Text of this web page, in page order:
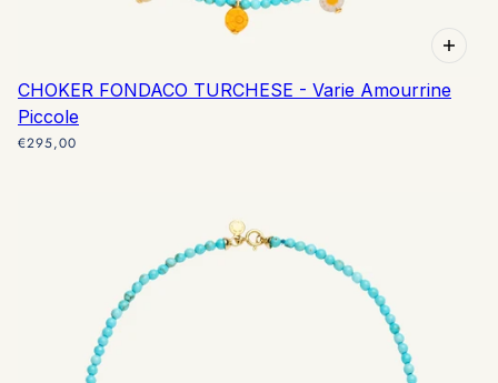
CHOKER FONDACO TURCHESE - Varie Amourrine
Piccole
€295,00